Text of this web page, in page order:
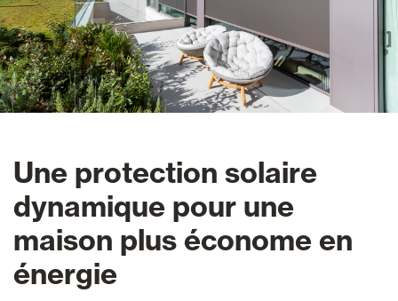
Une protection solaire
dynamique pour une
maison plus économe en
énergie